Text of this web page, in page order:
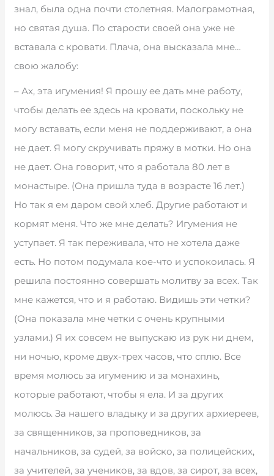
знал, была одна почти столетняя. Малограмотная,
но святая душа. По старости своей она уже не
вставала с кровати. Плача, она высказала мне…
свою жалобу:
– Ах, эта игумения! Я прошу ее дать мне работу,
чтобы делать ее здесь на кровати, поскольку не
могу вставать, если меня не поддерживают, а она
не дает. Я могу скручивать пряжу в мотки. Но она
не дает. Она говорит, что я работала 80 лет в
монастыре. (Она пришла туда в возрасте 16 лет.)
Но так я ем даром свой хлеб. Другие работают и
кормят меня. Что же мне делать? Игумения не
уступает. Я так переживала, что не хотела даже
есть. Но потом подумала кое-что и успокоилась. Я
решила постоянно совершать молитву за всех. Так
мне кажется, что и я работаю. Видишь эти четки?
(Она показала мне четки с очень крупными
узлами.) Я их совсем не выпускаю из рук ни днем,
ни ночью, кроме двух-трех часов, что сплю. Все
время молюсь за игумению и за монахинь,
которые работают, чтобы я ела. И за других
молюсь. За нашего владыку и за других архиереев,
за священников, за проповедников, за
начальников, за судей, за войско, за полицейских,
за учителей, за учеников, за вдов, за сирот, за всех,